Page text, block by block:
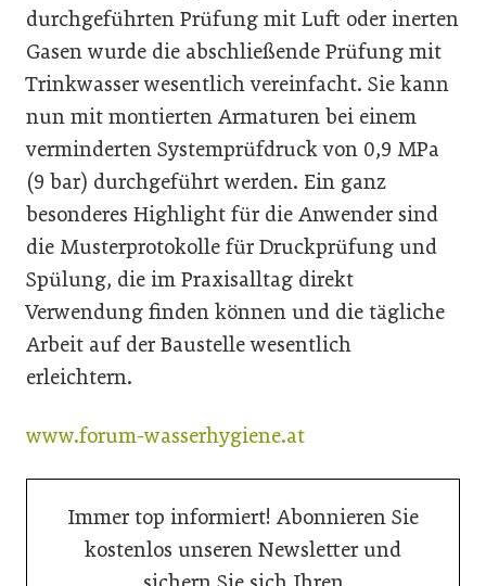
durchgeführten Prüfung mit Luft oder inerten
Gasen wurde die abschließende Prüfung mit
Trinkwasser wesentlich vereinfacht. Sie kann
nun mit montierten Armaturen bei einem
verminderten Systemprüfdruck von 0,9 MPa
(9 bar) durchgeführt werden. Ein ganz
besonderes Highlight für die Anwender sind
die Musterprotokolle für Druckprüfung und
Spülung, die im Praxisalltag direkt
Verwendung finden können und die tägliche
Arbeit auf der Baustelle wesentlich
erleichtern.
www.forum-wasserhygiene.at
Immer top informiert! Abonnieren Sie
kostenlos unseren Newsletter und